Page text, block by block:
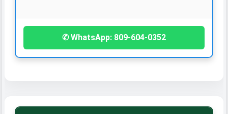
✆ WhatsApp: 809-604-0352